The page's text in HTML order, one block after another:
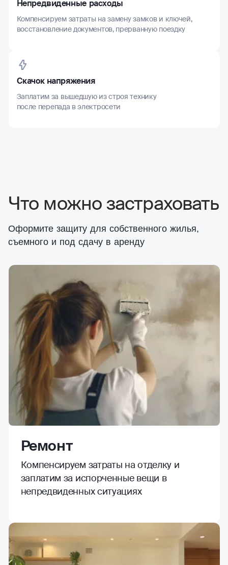
Непредвиденные расходы
Компенсируем затраты на замену замков и ключей,
восстановление документов, прерванную поездку
Скачок напряжения
Заплатим за вышедшую из строя технику
после перепада в электросети
Что можно застраховать
Оформите защиту для собственного жилья,
съемного и под сдачу в аренду
Ремонт
Компенсируем затраты на отделку и
заплатим за испорченные вещи в
непредвиденных ситуациях